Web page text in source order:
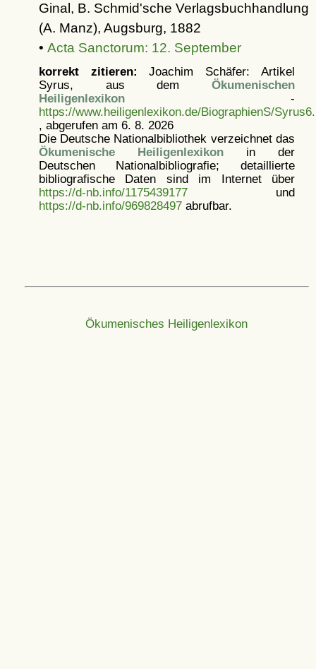
Ginal, B. Schmid'sche Verlagsbuchhandlung
(A. Manz), Augsburg, 1882
• Acta Sanctorum: 12. September
korrekt zitieren: Joachim Schäfer: Artikel
Syrus, aus dem Ökumenischen
Heiligenlexikon-
https://www.heiligenlexikon.de/BiographienS/
, abgerufen am 6. 8. 2026
Die Deutsche Nationalbibliothek verzeichnet das
Ökumenische Heiligenlexikonin der
Deutschen Nationalbibliografie; detaillierte
bibliografische Daten sind im Internet über
https://d-nb.info/1175439177und
https://d-nb.info/969828497abrufbar.
Ökumenisches Heiligenlexikon